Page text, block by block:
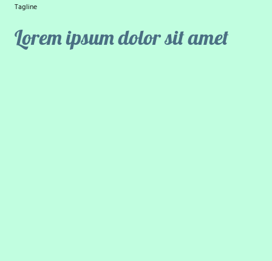
Tagline
Lorem ipsum dolor sit amet